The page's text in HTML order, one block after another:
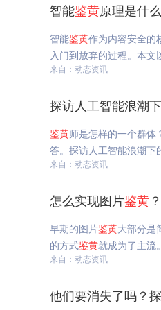
智能鉴黄原理是什
智能鉴黄作为内容安全的
入门到放弃的过程。本文
来自：动态资讯
探访人工智能浪潮
鉴黄师是怎样的一个群体
答。探访人工智能浪潮下
来自：动态资讯
怎么实现图片鉴黄
早期的图片鉴黄大部分是
的方式鉴黄就成为了主流
来自：动态资讯
他们要消失了吗？